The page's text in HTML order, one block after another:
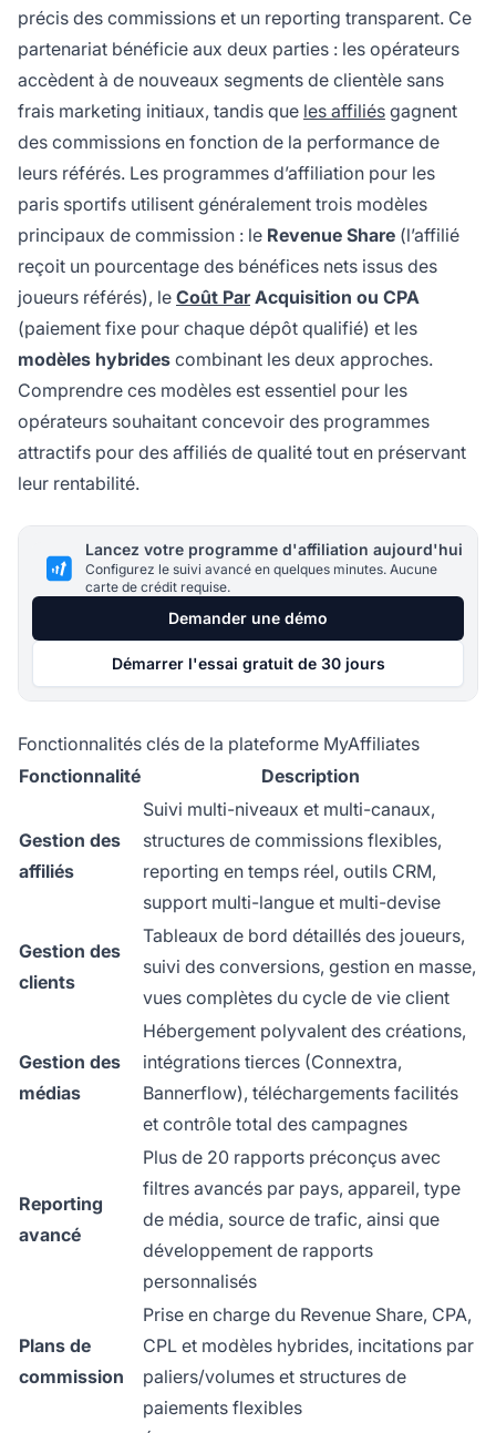
précis des commissions et un reporting transparent. Ce
partenariat bénéficie aux deux parties : les opérateurs
accèdent à de nouveaux segments de clientèle sans
frais marketing initiaux, tandis que les affiliés gagnent
des commissions en fonction de la performance de
leurs référés. Les programmes d’affiliation pour les
paris sportifs utilisent généralement trois modèles
principaux de commission : le Revenue Share (l’affilié
reçoit un pourcentage des bénéfices nets issus des
joueurs référés), le Coût ParAcquisition ou CPA
(paiement fixe pour chaque dépôt qualifié) et les
modèles hybrides combinant les deux approches.
Comprendre ces modèles est essentiel pour les
opérateurs souhaitant concevoir des programmes
attractifs pour des affiliés de qualité tout en préservant
leur rentabilité.
Lancez votre programme d'affiliation aujourd'hui
Configurez le suivi avancé en quelques minutes. Aucune
carte de crédit requise.
Demander une démo
Démarrer l'essai gratuit de 30 jours
Fonctionnalités clés de la plateforme MyAffiliates
Fonctionnalité
Description
Gestion des
affiliés
Suivi multi-niveaux et multi-canaux,
structures de commissions flexibles,
reporting en temps réel, outils CRM,
support multi-langue et multi-devise
Gestion des
clients
Tableaux de bord détaillés des joueurs,
suivi des conversions, gestion en masse,
vues complètes du cycle de vie client
Gestion des
médias
Hébergement polyvalent des créations,
intégrations tierces (Connextra,
Bannerflow), téléchargements facilités
et contrôle total des campagnes
Reporting
avancé
Plus de 20 rapports préconçus avec
filtres avancés par pays, appareil, type
de média, source de trafic, ainsi que
développement de rapports
personnalisés
Plans de
commission
Prise en charge du Revenue Share, CPA,
CPL et modèles hybrides, incitations par
paliers/volumes et structures de
paiements flexibles